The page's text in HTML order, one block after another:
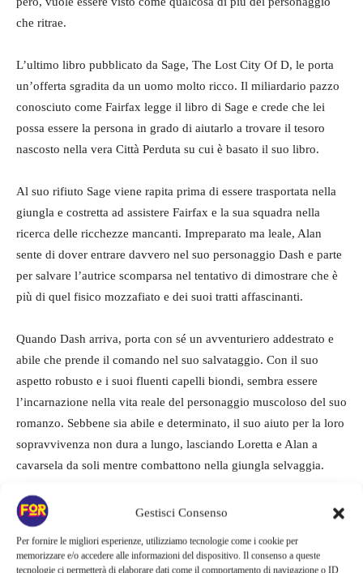
Gestisci Consenso
Per fornire le migliori esperienze, utilizziamo tecnologie come i cookie per
memorizzare e/o accedere alle informazioni del dispositivo. Il consenso a queste
tecnologie ci permetterà di elaborare dati come il comportamento di navigazione o ID
che ritrae.
L’ultimo libro pubblicato da Sage, The Lost City Of D, le porta
un’offerta sgradita da un uomo molto ricco. Il miliardario pazzo
conosciuto come Fairfax legge il libro di Sage e crede che lei
possa essere la persona in grado di aiutarlo a trovare il tesoro
nascosto nella vera Città Perduta su cui è basato il suo libro.
Al suo rifiuto Sage viene rapita prima di essere trasportata nella
giungla e costretta ad assistere Fairfax e la sua squadra nella
ricerca delle ricchezze mancanti. Impreparato ma leale, Alan
sente di dover entrare davvero nel suo personaggio Dash e parte
per salvare l’autrice scomparsa nel tentativo di dimostrare che è
più di quel fisico mozzafiato e dei suoi tratti affascinanti.
Quando Dash arriva, porta con sé un avventuriero addestrato e
abile che prende il comando nel suo salvataggio. Con il suo
aspetto robusto e i suoi fluenti capelli biondi, sembra essere
l’incarnazione nella vita reale del personaggio muscoloso del suo
romanzo. Sebbene sia abile e determinato, il suo aiuto per la loro
sopravvivenza non dura a lungo, lasciando Loretta e Alan a
cavarsela da soli mentre combattono nella giungla selvaggia.
Mentre l’improbabile duo cerca di trovare una via d’uscita,
Loretta crede di essere in grado di risolvere il caso del tesoro
nascosto della Città Perduta. Riusciranno questa scrittrice di
romanzi rosa e il suo soccorritore non qualificato a superare in